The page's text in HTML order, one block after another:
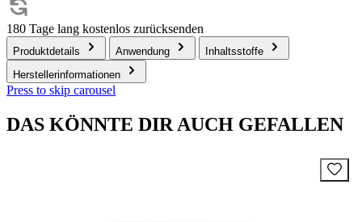
180 Tage lang kostenlos zurücksenden
Produktdetails Anwendung
Inhaltsstoffe
Herstellerinformationen
Press to skip carousel
DAS KÖNNTE DIR AUCH GEFALLEN